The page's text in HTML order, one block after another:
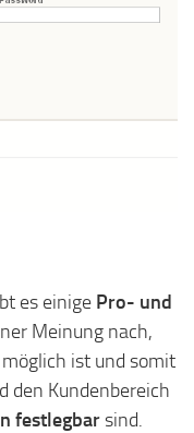
es einige Pro- und
Meinung nach,
ist und somit
den Kundenbereich
festlegbarsind.